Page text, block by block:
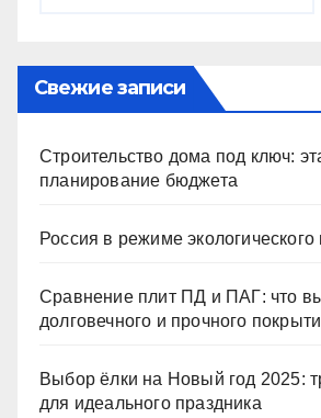
Свежие записи
Строительство дома под ключ:
планирование бюджета
Россия в режиме экологического
Сравнение плит ПД и ПАГ: что
долговечного и прочного
Выбор ёлки на Новый год 2025:
для идеального праздника